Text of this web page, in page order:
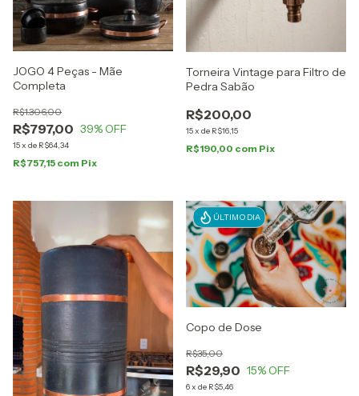
JOGO 4 Peças - Mãe
Completa
R$797,00
R$1.306,00
39% OFF
15x de R$64,34
R$757,15 com Pix
Torneira Vintage para Filtro de
Pedra Sabão
R$200,00
15x de R$16,15
R$190,00 com Pix
ÚLTIMO DIA
Copo de Dose
R$29,90
R$35,00
15% OFF
6x de R$5,46